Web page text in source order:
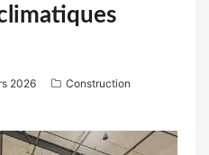
2026
Construction